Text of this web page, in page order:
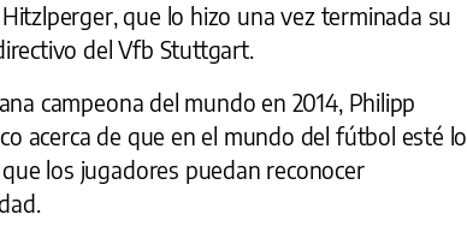
que lo hizo una vez terminada su
del Vfb Stuttgart.
campeona del mundo en 2014, Philipp
acerca de que en el mundo del fútbol esté lo
los jugadores puedan reconocer